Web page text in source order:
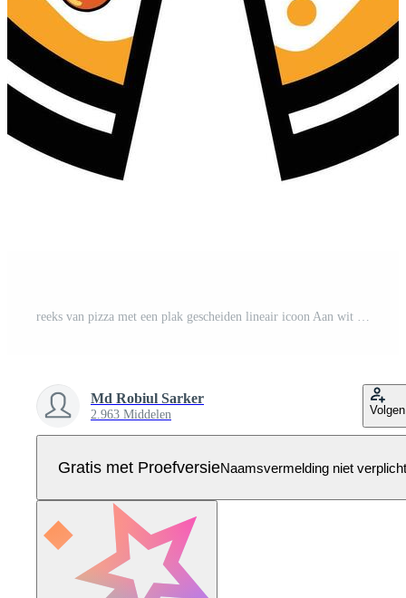
reeks van pizza met een plak gescheiden lineair icoon Aan wit achtergrond Pro Vector
Md Robiul Sarker
2.963 Middelen Volgen
Gratis met ProefversieNaamsvermelding niet verplicht